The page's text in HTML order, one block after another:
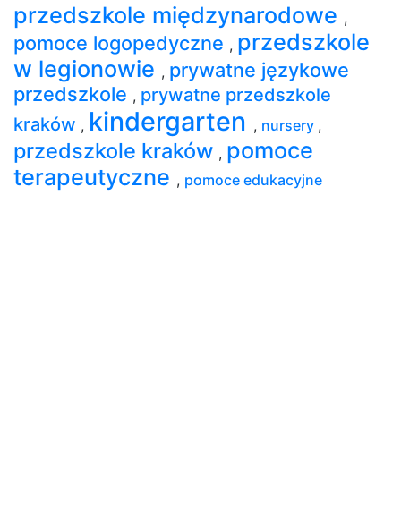
przedszkole międzynarodowe ,
pomoce logopedyczne , przedszkole
w legionowie , prywatne językowe
przedszkole , prywatne przedszkole
kraków , kindergarten , nursery ,
przedszkole kraków , pomoce
terapeutyczne , pomoce edukacyjne